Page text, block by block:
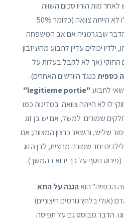
לאחר מות הוריו סכום השווה
למחצית ממה שהיה מקבל לו לא הייתה צוואה (כלומר 50%
הדבר שבגרמניה אם אב המשפחה
יכולים עדיין לתבוע מהעיזבון
החוקי (אך לא לקבל בעלות על
כספיתכנגד היורשים האחרים).
לתבוע "legitieme portie"
לוּ לא הייתה צוואה. במדינות כמו
שמורים: למשל, אם יש בן זוג
שליש, והשאר כרצון המצווה; אם
לילדים יחד שמורה מחצית, לבן הזוג
הכפויה" הואהגנה על התא
(אולי בלחץ גורמים חיצוניים)
זוגו. הדבר מבוסס גם על תפיסה